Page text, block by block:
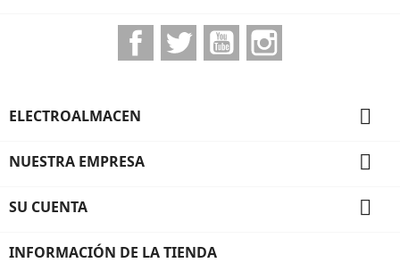
FacebookTwitter YouTube
ELECTROALMACEN 
NUESTRA EMPRESA 
SU CUENTA 
INFORMACIÓN DE LA TIENDA